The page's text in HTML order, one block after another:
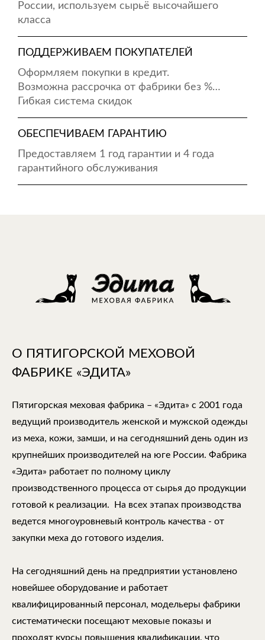
России, используем сырьё высочайшего
класса
ПОДДЕРЖИВАЕМ ПОКУПАТЕЛЕЙ
Оформляем покупки в кредит.
Возможна рассрочка от фабрики без %…
Гибкая система скидок
ОБЕСПЕЧИВАЕМ ГАРАНТИЮ
Предоставляем 1 год гарантии и 4 года
гарантийного обслуживания
О ПЯТИГОРСКОЙ МЕХОВОЙ
ФАБРИКЕ «ЭДИТА»
Пятигорская меховая фабрика – «Эдита» с 2001 года
ведущий производитель женской и мужской одежды
из меха, кожи, замши, и на сегодняшний день один из
крупнейших производителей на юге России. Фабрика
«Эдита» работает по полному циклу
производственного процесса от сырья до продукции
готовой к реализации. На всех этапах производства
ведется многоуровневый контроль качества - от
закупки меха до готового изделия.
На сегодняшний день на предприятии установлено
новейшее оборудование и работает
квалифицированный персонал, модельеры фабрики
систематически посещают меховые показы и
проходят курсы повышения квалификации, что